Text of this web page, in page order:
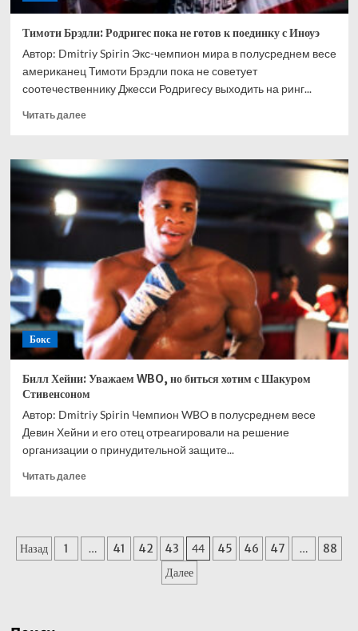
Тимоти Брэдли: Родригес пока не готов к поединку с Иноуэ
Автор: Dmitriy Spirin Экс-чемпион мира в полусреднем весе
американец Тимоти Брэдли пока не советует
соотечественнику Джесси Родригесу выходить на ринг...
Читать далееПрочитать
Тимоти
Брэдли:
не
поединку
Иноуэ
Бокс
Билл Хейни: Уважаем WBO, но биться хотим с Шакуром
Стивенсоном
Автор: Dmitriy Spirin Чемпион WBO в полусреднем весе
Девин Хейни и его отец отреагировали на решение
организации о принудительной защите...
Читать далееПрочитать
Хейни:
Уважаем
Пагинация
Назад 1 … 41 42 43 44 45 46 47 …
88
Далее